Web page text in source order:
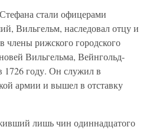
стали офицерами
Вильгельм, наследовал отцу и
члены рижского городского
Вильгельма, Вейнгольд-
1726 году. Он служил в
армии и вышел в отставку
лишь чин одиннадцатого